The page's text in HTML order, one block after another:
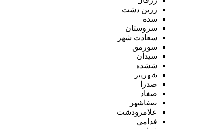
زرین دشت
سده
سروستان
سعادت شهر
سورمق
سیدان
ششده
شهرپیر
صدرا
صغاد
صفاشهر
علامرودشت
فدامی